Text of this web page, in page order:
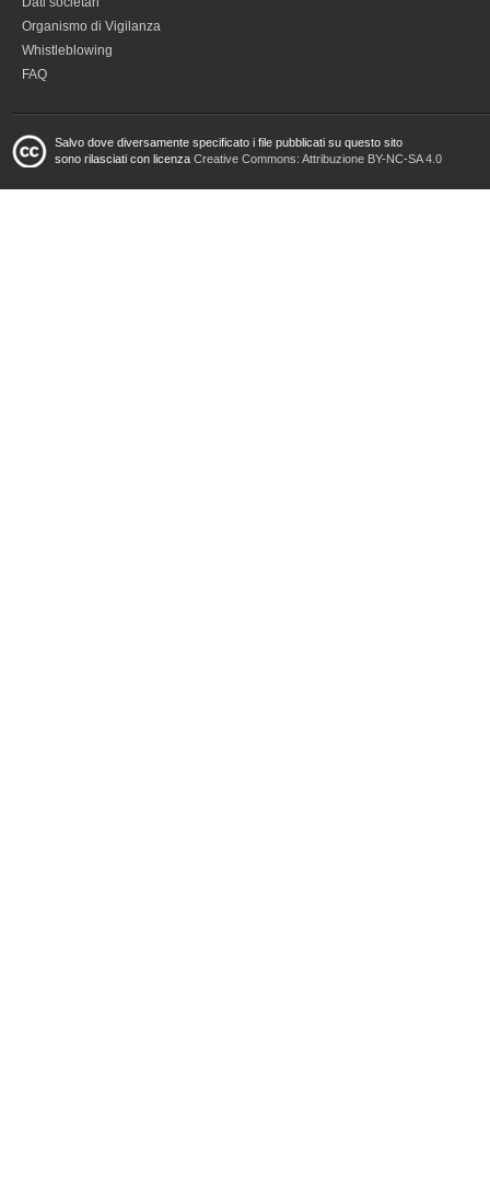
Organismo di Vigilanza
Whistleblowing
FAQ
Salvo dove diversamente specificato i file pubblicati su questo sito
sono rilasciati con licenza Creative Commons: Attribuzione BY-NC-SA 4.0